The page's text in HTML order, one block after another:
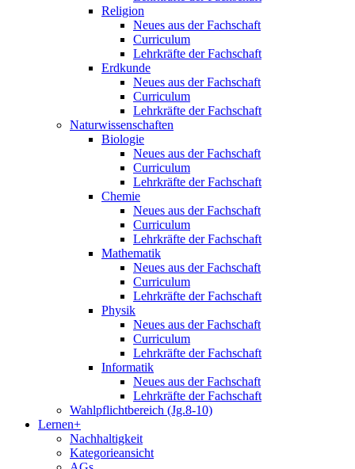
Religion
Neues aus der Fachschaft
Curriculum
Lehrkräfte der Fachschaft
Erdkunde
Neues aus der Fachschaft
Curriculum
Lehrkräfte der Fachschaft
Naturwissenschaften
Biologie
Neues aus der Fachschaft
Curriculum
Lehrkräfte der Fachschaft
Chemie
Neues aus der Fachschaft
Curriculum
Lehrkräfte der Fachschaft
Mathematik
Neues aus der Fachschaft
Curriculum
Lehrkräfte der Fachschaft
Physik
Neues aus der Fachschaft
Curriculum
Lehrkräfte der Fachschaft
Informatik
Neues aus der Fachschaft
Lehrkräfte der Fachschaft
Wahlpflichtbereich (Jg.8-10)
Lernen+
Nachhaltigkeit
Kategorieansicht